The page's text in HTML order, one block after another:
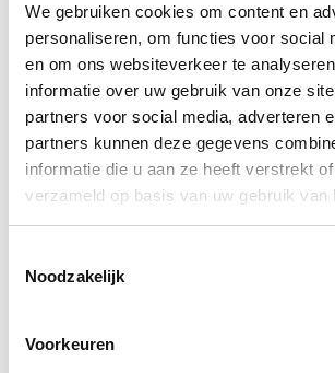
We gebruiken cookies om content en
personaliseren, om functies voor social
en om ons websiteverkeer te
informatie over uw gebruik van onze
partners voor social media, adverteren
partners kunnen deze gegevens
informatie die u aan ze heeft verstrekt
verzameld op basis van uw gebruik van
Noodzakelijk
Voorkeuren
voor extra esthetische
tegelijkertijd optimaal comfort en
bespeelbaarheid voor alle
SIRE NEW GEN LC SUPER-T
Een nieuw gestemde, door Larry
goedgekeurde set met 2 single-
speciaal ontworpen om een
geluid en meer output te
De Sire New Gen body-esthetiek
is verbeterd met een nieuwe